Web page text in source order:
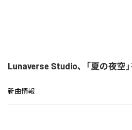
Lunaverse Studio、「夏の夜空
新曲情報